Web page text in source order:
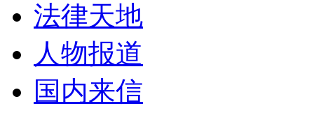
法律天地
人物报道
国内来信